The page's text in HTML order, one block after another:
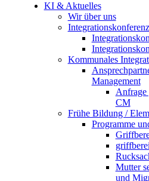
KI & Aktuelles
Wir über uns
Kommunales
Management
CM
Frühe Bildung /
Programme
Mutter
und